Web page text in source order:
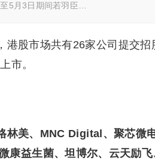
5月3日期间若羽臣…
港股市场共有26家公司提交
市。
林美、MNC Digital、聚芯微
康益生菌、坦博尔、云天励